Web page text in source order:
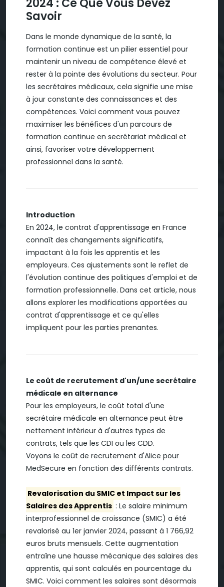
2024 : Ce Que Vous Devez
Savoir
Dans le monde dynamique de la santé, la
formation continue est un pilier essentiel pour
maintenir un niveau de compétence élevé et
rester à la pointe des évolutions du secteur. Pour
les secrétaires médicaux, cela signifie une mise
à jour constante des connaissances et des
compétences. Voici comment vous pouvez
maximiser les bénéfices d'un parcours de
formation continue en secrétariat médical et
ainsi, favoriser votre développement
professionnel dans la santé.
Introduction
En 2024, le contrat d'apprentissage en France
connaît des changements significatifs,
impactant à la fois les apprentis et les
employeurs. Ces ajustements sont le reflet de
l'évolution continue des politiques d'emploi et de
formation professionnelle. Dans cet article, nous
allons explorer les modifications apportées au
contrat d'apprentissage et ce qu'elles
impliquent pour les parties prenantes.
Le coût de recrutement d'un/une secrétaire
médicale en alternance
Pour les employeurs, le coût total d'une
secrétaire médicale en alternance peut être
nettement inférieur à d'autres types de
contrats, tels que les CDI ou les CDD.
Voyons le coût de recrutement d'Alice pour
MedSecure en fonction des différents contrats.
Revalorisation du SMIC et Impact sur les
Salaires des Apprentis : Le salaire minimum
interprofessionnel de croissance (SMIC) a été
revalorisé au 1er janvier 2024, passant à 1 766,92
euros bruts mensuels. Cette augmentation
entraîne une hausse mécanique des salaires des
apprentis, qui sont calculés en pourcentage du
SMIC. Voici comment les salaires sont désormais